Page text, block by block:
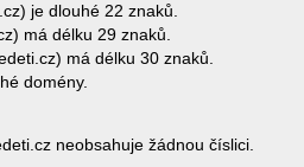
je dlouhé 22 znaků.
má délku 29 znaků.
má délku 30 znaků.
domény.
neobsahuje žádnou číslici.